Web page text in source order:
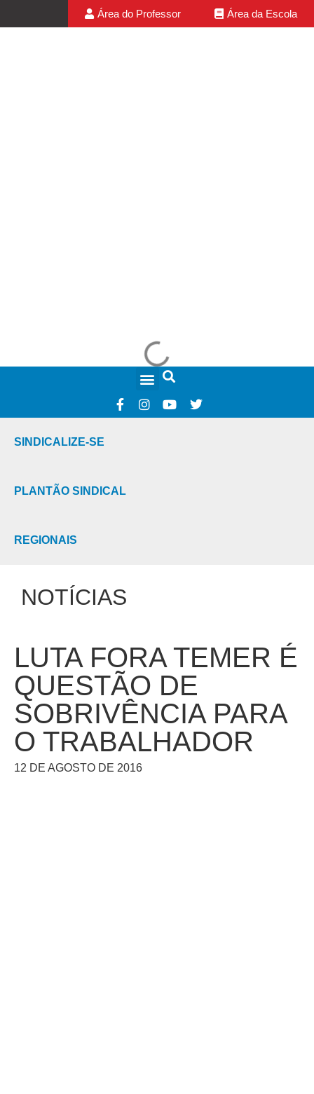
Área do Professor Área da Escola
SINDICALIZE-SE
PLANTÃO SINDICAL
REGIONAIS
NOTÍCIAS
LUTA FORA TEMER É
QUESTÃO DE
SOBRIVÊNCIA PARA
O TRABALHADOR
12 DE AGOSTO DE 2016